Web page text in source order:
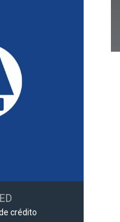
crédito